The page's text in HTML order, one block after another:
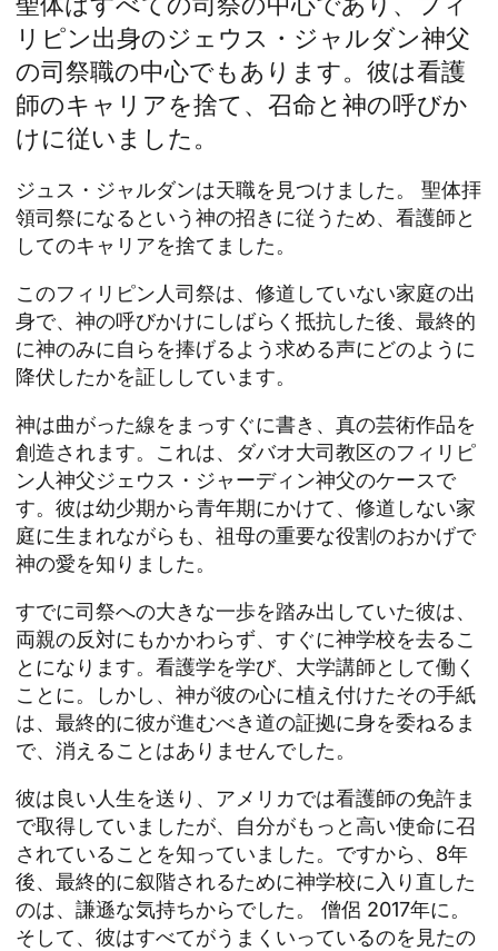
リピン出身のジェウス・ジャルダン神父
の司祭職の中心でもあります。彼は看護
師のキャリアを捨て、召命と神の呼びか
けに従いました。
ジュス・ジャルダンは天職を見つけました。 聖体拝
領司祭になるという神の招きに従うため、看護師と
してのキャリアを捨てました。
このフィリピン人司祭は、修道していない家庭の出
身で、神の呼びかけにしばらく抵抗した後、最終的
に神のみに自らを捧げるよう求める声にどのように
降伏したかを証ししています。
神は曲がった線をまっすぐに書き、真の芸術作品を
創造されます。これは、ダバオ大司教区のフィリピ
ン人神父ジェウス・ジャーディン神父のケースで
す。彼は幼少期から青年期にかけて、修道しない家
庭に生まれながらも、祖母の重要な役割のおかげで
神の愛を知りました。
すでに司祭への大きな一歩を踏み出していた彼は、
両親の反対にもかかわらず、すぐに神学校を去るこ
とになります。看護学を学び、大学講師として働く
ことに。しかし、神が彼の心に植え付けたその手紙
は、最終的に彼が進むべき道の証拠に身を委ねるま
で、消えることはありませんでした。
彼は良い人生を送り、アメリカでは看護師の免許ま
で取得していましたが、自分がもっと高い使命に召
されていることを知っていました。ですから、8年
後、最終的に叙階されるために神学校に入り直した
のは、謙遜な気持ちからでした。 僧侶 2017年に。
そして、彼はすべてがうまくいっているのを見たの